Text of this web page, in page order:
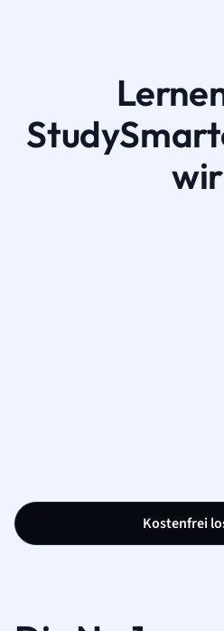
Kostenfrei